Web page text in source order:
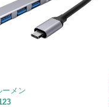
ーメン